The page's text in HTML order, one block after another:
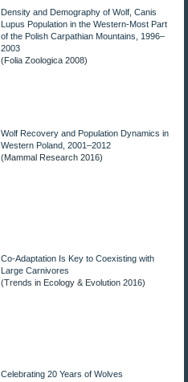
Density and Demography of Wolf, Canis
Lupus Population in the Western-Most Part
of the Polish Carpathian Mountains, 1996–
2003
(Folia Zoologica 2008)
Wolf Recovery and Population Dynamics in
Western Poland, 2001–2012
(Mammal Research 2016)
Co-Adaptation Is Key to Coexisting with
Large Carnivores
(Trends in Ecology & Evolution 2016)
Celebrating 20 Years of Wolves